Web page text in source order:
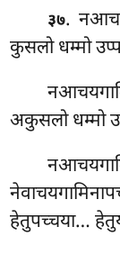
३७.
कुसलो धम्मो
अकुसलो धम्मो
हेतुपच्चया…